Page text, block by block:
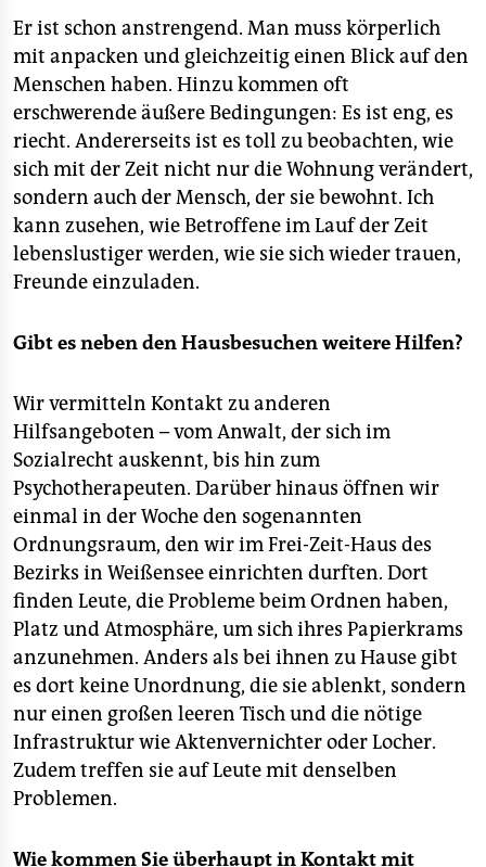
Er ist schon anstrengend. Man muss körperlich
mit anpacken und gleichzeitig einen Blick auf den
Menschen haben. Hinzu kommen oft
erschwerende äußere Bedingungen: Es ist eng, es
riecht. Andererseits ist es toll zu beobachten, wie
sich mit der Zeit nicht nur die Wohnung verändert,
sondern auch der Mensch, der sie bewohnt. Ich
kann zusehen, wie Betroffene im Lauf der Zeit
lebenslustiger werden, wie sie sich wieder trauen,
Freunde einzuladen.
Gibt es neben den Hausbesuchen weitere Hilfen?
Wir vermitteln Kontakt zu anderen
Hilfsangeboten – vom Anwalt, der sich im
Sozialrecht auskennt, bis hin zum
Psychotherapeuten. Darüber hinaus öffnen wir
einmal in der Woche den sogenannten
Ordnungsraum, den wir im Frei-Zeit-Haus des
Bezirks in Weißensee einrichten durften. Dort
finden Leute, die Probleme beim Ordnen haben,
Platz und Atmosphäre, um sich ihres Papierkrams
anzunehmen. Anders als bei ihnen zu Hause gibt
es dort keine Unordnung, die sie ablenkt, sondern
nur einen großen leeren Tisch und die nötige
Infrastruktur wie Aktenvernichter oder Locher.
Zudem treffen sie auf Leute mit denselben
Problemen.
Wie kommen Sie überhaupt in Kontakt mit